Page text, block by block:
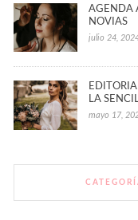
AGENDA
NOVIAS
julio 24,
LA
mayo 17,